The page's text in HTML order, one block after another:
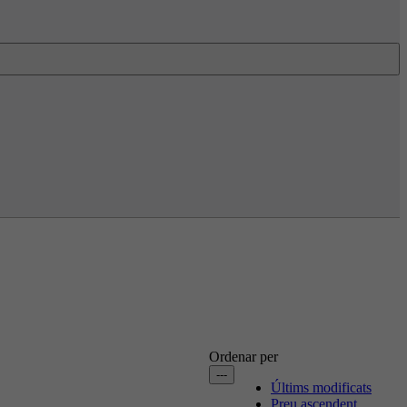
Ordenar per
---
Últims modificats
Preu ascendent